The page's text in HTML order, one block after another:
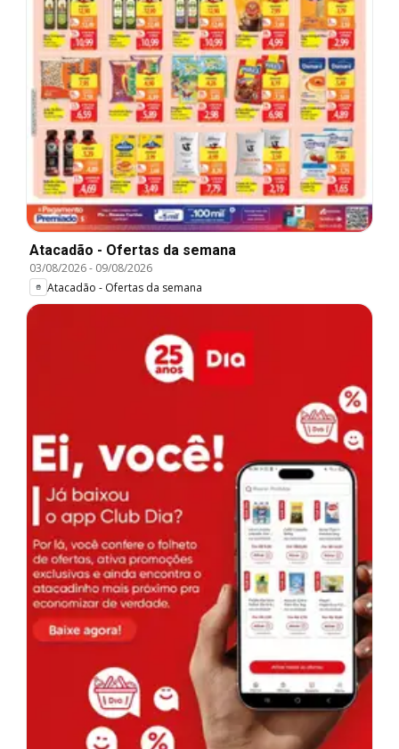
Atacadão - Ofertas da semana
03/08/2026- 09/08/2026
Atacadão - Ofertas da semana